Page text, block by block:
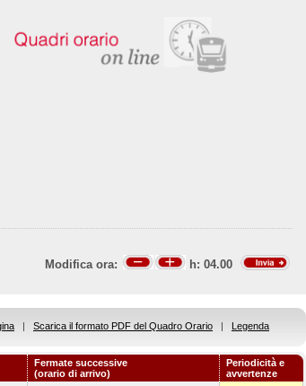
Modifica ora: h: 04.00
| Scarica il formato PDF del Quadro Orario | Legenda
Fermate successive
(orario di arrivo)
Periodicità e
avvertenze